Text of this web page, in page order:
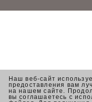
Наш веб-сайт
предоставления вам
на нашем сайте.
вы соглашаетесь с